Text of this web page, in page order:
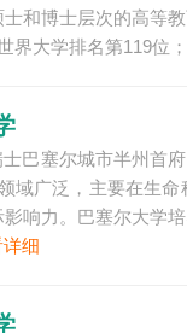
和博士层次的高等
界大学排名第119位
巴塞尔城市半州首
域广泛，主要在生
响力。巴塞尔大学
细